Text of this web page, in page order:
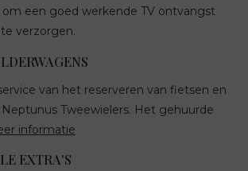
een goed werkende TV ontvangst
verzorgen.
van het reserveren van fietsen en
Tweewielers. Het gehuurde
informatie
EXTRA'S